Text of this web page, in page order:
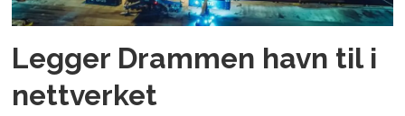
Legger Drammen havn til i
nettverket